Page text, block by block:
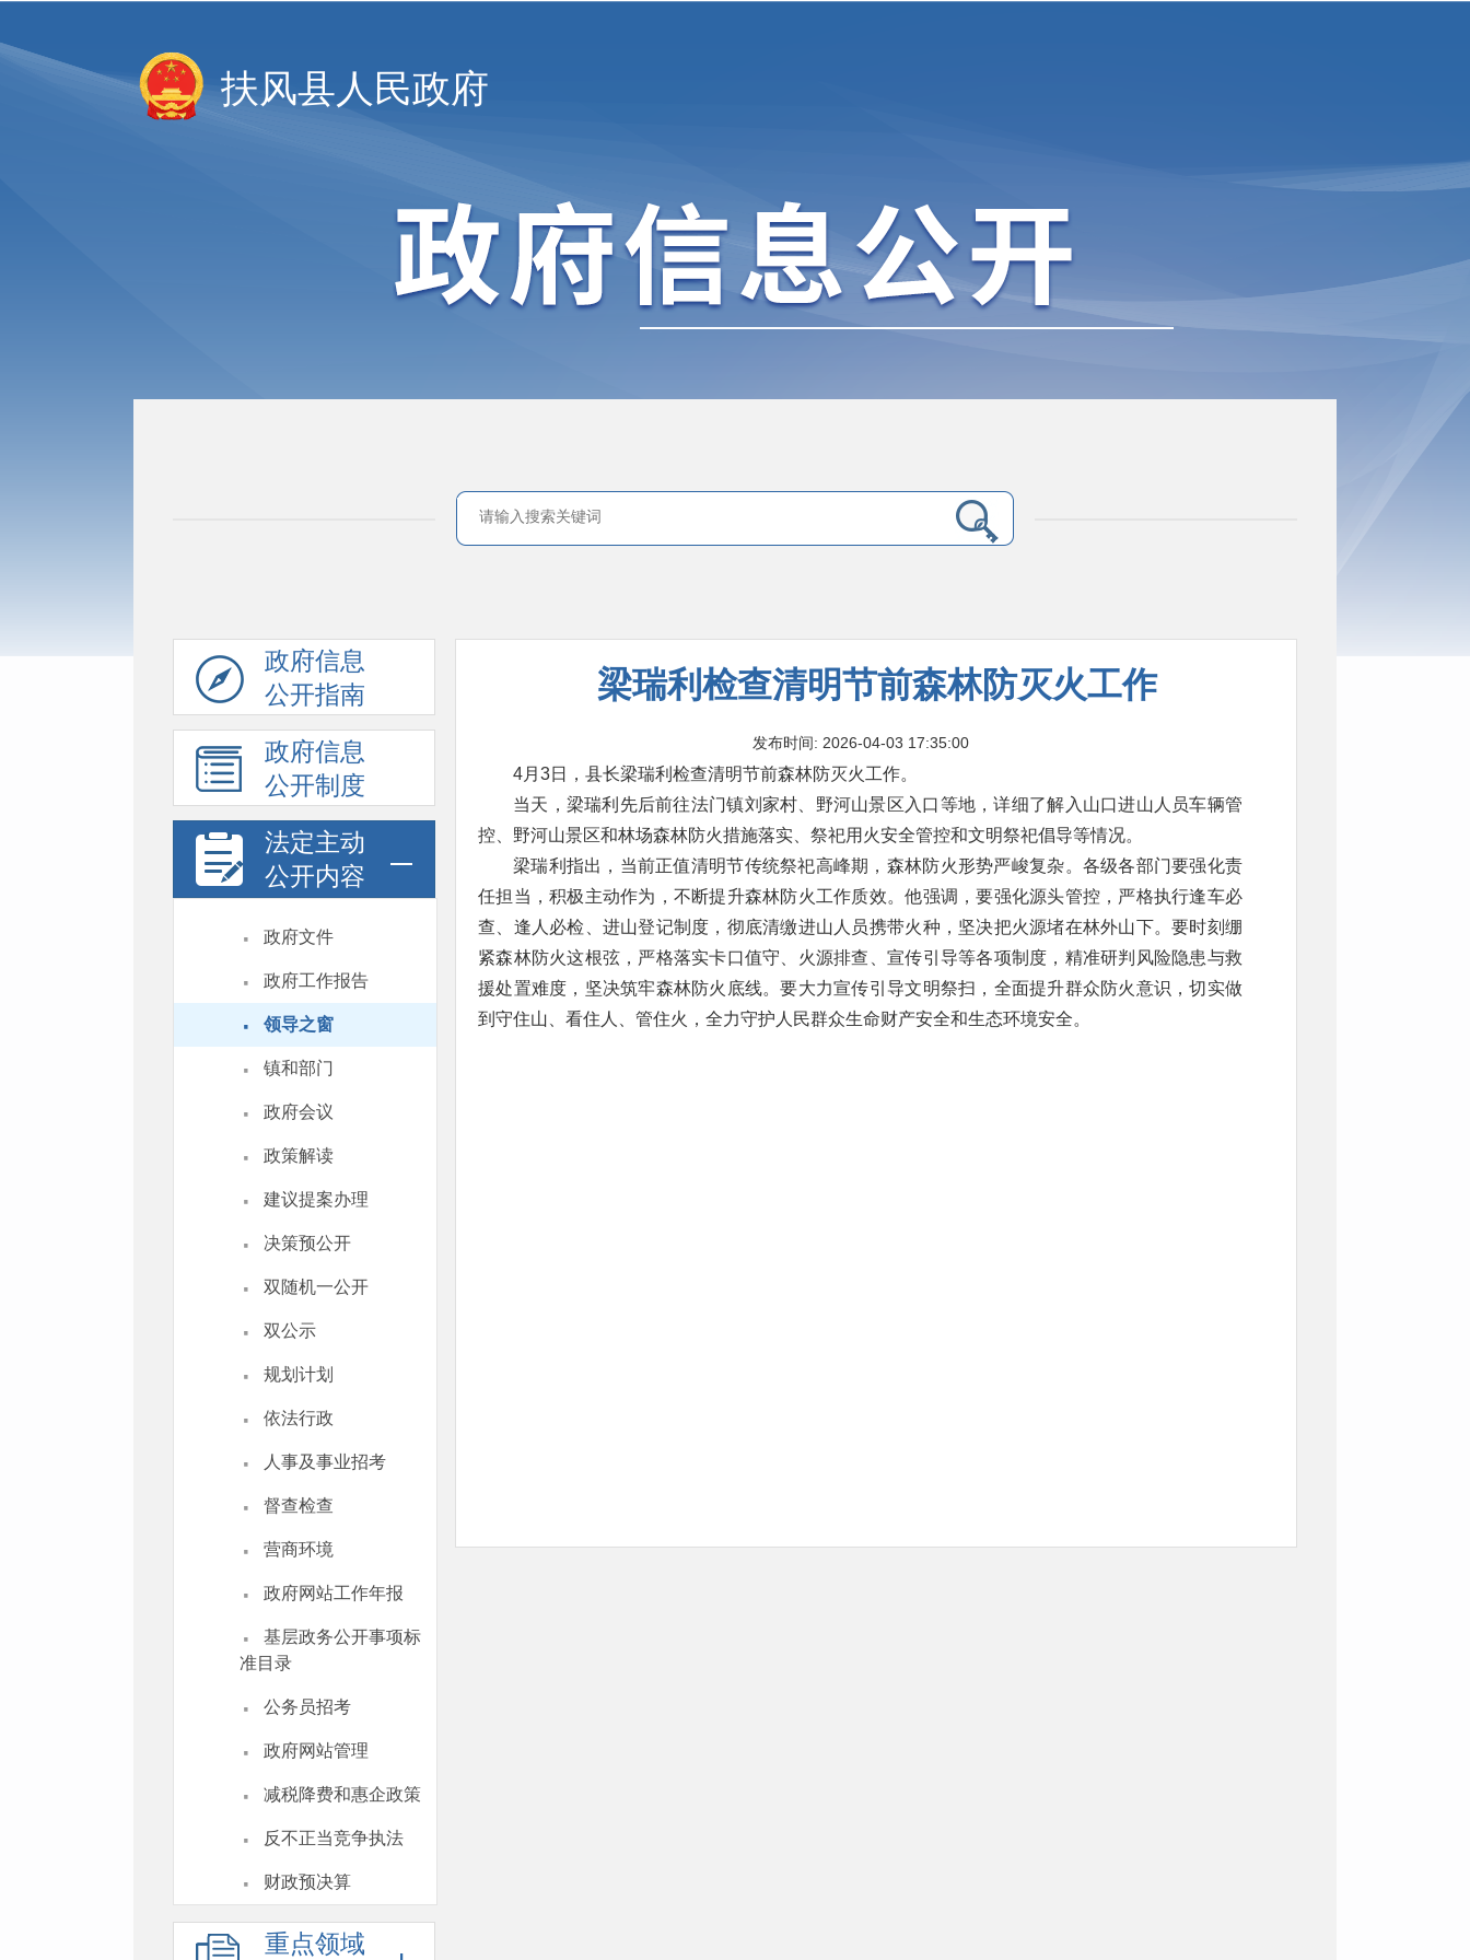
扶风县人民政府
政府信息
公开指南
政府信息
公开制度
法定主动
公开内容
· 政府文件
· 政府工作报告
· 领导之窗
· 镇和部门
· 政府会议
· 政策解读
· 建议提案办理
· 决策预公开
· 双随机一公开
· 双公示
· 规划计划
· 依法行政
· 人事及事业招考
· 督查检查
· 营商环境
· 政府网站工作年报
·
基层政务公开事项标
准目录
· 公务员招考
· 政府网站管理
· 减税降费和惠企政策
· 反不正当竞争执法
· 财政预决算
重点领域
梁瑞利检查清明节前森林防灭火工作
发布时间: 2026-04-03 17:35:00
4月3日，县长梁瑞利检查清明节前森林防灭火工作。
当天，梁瑞利先后前往法门镇刘家村、野河山景区入口等地，详细了解入山口进山人员车辆管
控、野河山景区和林场森林防火措施落实、祭祀用火安全管控和文明祭祀倡导等情况。
梁瑞利指出，当前正值清明节传统祭祀高峰期，森林防火形势严峻复杂。各级各部门要强化责
任担当，积极主动作为，不断提升森林防火工作质效。他强调，要强化源头管控，严格执行逢车必
查、逢人必检、进山登记制度，彻底清缴进山人员携带火种，坚决把火源堵在林外山下。要时刻绷
紧森林防火这根弦，严格落实卡口值守、火源排查、宣传引导等各项制度，精准研判风险隐患与救
援处置难度，坚决筑牢森林防火底线。要大力宣传引导文明祭扫，全面提升群众防火意识，切实做
到守住山、看住人、管住火，全力守护人民群众生命财产安全和生态环境安全。